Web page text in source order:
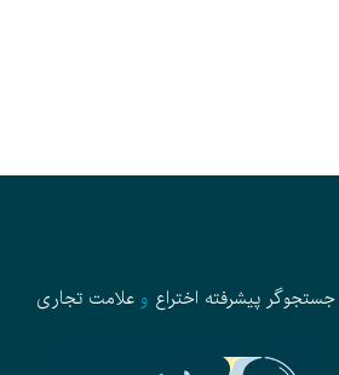
جستجوگر پیشرفته اختراع وعلامت تجاری